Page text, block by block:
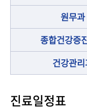
원무과
종합건강증
건강관리
진료일정표